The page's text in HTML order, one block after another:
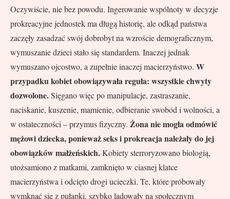
Oczywiście, nie bez powodu. Ingerowanie wspólnoty w decyzje
prokreacyjne jednostek ma długą historię, ale odkąd państwa
zaczęły zasadzać swój dobrobyt na wzroście demograficznym,
wymuszanie dzieci stało się standardem. Inaczej jednak
wymuszano ojcostwo, a zupełnie inaczej macierzyństwo. W
przypadku kobiet obowiązywała reguła: wszystkie chwyty
dozwolone.Sięgano więc po manipulacje, zastraszanie,
naciskanie, kuszenie, mamienie, odbieranie swobód i wolności, a
w ostateczności – przymus fizyczny. Żona nie mogła odmówić
mężowi dziecka, ponieważ seks i prokreacja należały do jej
obowiązków małżeńskich.Kobiety sterroryzowano biologią,
utożsamiono z matkami, zamknięto w ciasnej klatce
macierzyństwa i odcięto drogi ucieczki. Te, które próbowały
wymknąć się z pułapki, szybko lądowały na społecznym